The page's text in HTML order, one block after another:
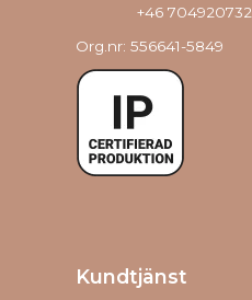
+46 704920732
Org.nr: 556641-5849
Kundtjänst